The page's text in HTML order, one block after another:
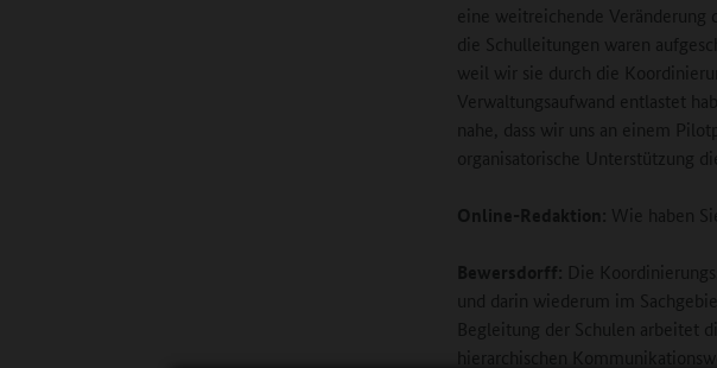
eine weitreichende Veränderung
die Schulleitungen waren
weil wir sie durch die
Verwaltungsaufwand entlastet
nahe, dass wir uns an einem
organisatorische Unterstützung
Online-Redaktion: Wie haben
Bewersdorff: Die
und darin wiederum im
Begleitung der Schulen arbeitet
hierarchischen